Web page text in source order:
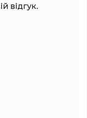
відгук.